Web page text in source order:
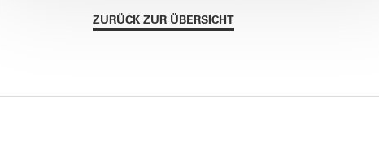
ZURÜCK ZUR ÜBERSICHT